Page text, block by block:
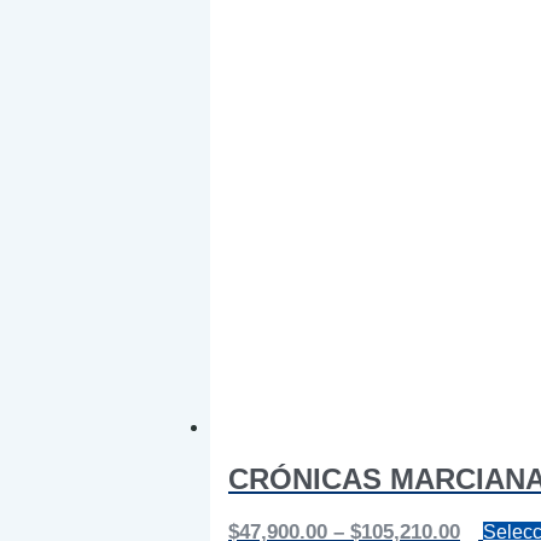
CRÓNICAS
$47,900.00 – $105,210.00Price